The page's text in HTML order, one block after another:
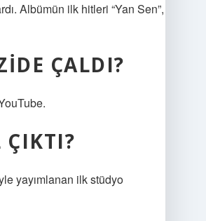
Albümün ilk hitleri “Yan Sen”,
ÇALDI?
ÇIKTI?
yayımlanan ilk stüdyo